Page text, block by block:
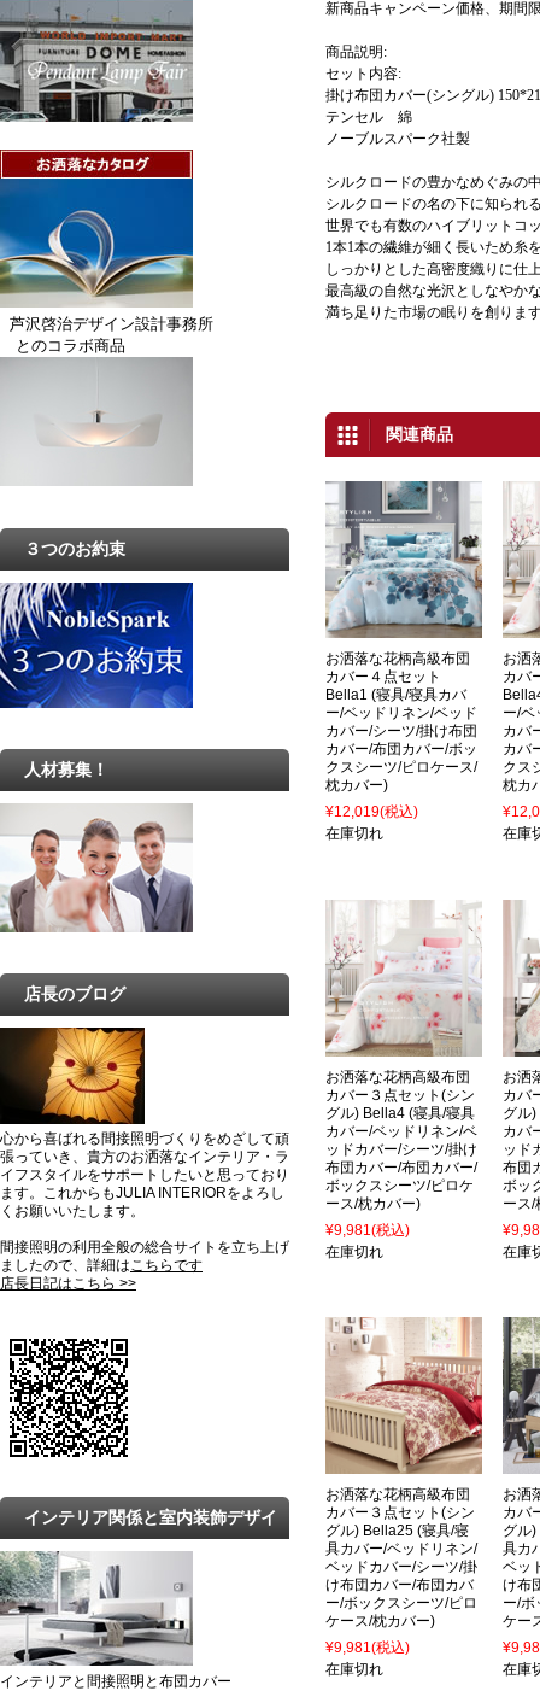
新商品キャンペーン価格、期間
商品説明:
セット内容:
掛け布団カバー(シングル)
テンセル 綿
ノーブルスパーク社製
シルクロードの豊かなめぐみの
シルクロードの名の下に知られ
世界でも有数のハイブリットコ
1本1本の繊維が細く長いため糸
しっかりとした高密度織りに仕
最高級の自然な光沢としなやか
満ち足りた市場の眠りを創りま
関連商品
お洒落な花柄高級布団
カバー４点セット
Bella1 (寝具/寝具カバ
ー/ベッドリネン/ベッド
カバー/シーツ/掛け布団
カバー/布団カバー/ボッ
クスシーツ/ピロケース/
枕カバー)
¥12,019(税込)
在庫切れ
お洒
カバ
ー/ベ
カバ
カバ
クス
枕カ
在庫
お洒落な花柄高級布団
カバー３点セット(シン
グル) Bella4 (寝具/寝具
カバー/ベッドリネン/ベ
ッドカバー/シーツ/掛け
布団カバー/布団カバー/
ボックスシーツ/ピロケ
ース/枕カバー)
¥9,981(税込)
在庫切れ
お洒
カバ
グル
カバ
ッド
布団
ボッ
ース/
在庫
お洒落な花柄高級布団
カバー３点セット(シン
グル) Bella25 (寝具/寝
具カバー/ベッドリネン/
ベッドカバー/シーツ/掛
け布団カバー/布団カバ
ー/ボックスシーツ/ピロ
ケース/枕カバー)
¥9,981(税込)
在庫切れ
お洒
カバ
グル
具カ
ベッ
け布
ー/ボ
ケー
在庫
芦沢啓治デザイン設計事務所
とのコラボ商品
３つのお約束
人材募集！
店長のブログ
心から喜ばれる間接照明づくりをめざして頑
張っていき、貴方のお洒落なインテリア・ラ
イフスタイルをサポートしたいと思っており
ます。これからもJULIA INTERIORをよろし
くお願いいたします。
間接照明の利用全般の総合サイトを立ち上げ
ましたので、詳細はこちらです
店長日記はこちら >>
インテリア関係と室内装飾デザイ
ンの最新トレンドと知識
インテリアと間接照明と布団カバー